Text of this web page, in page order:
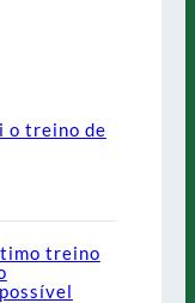
o treino de
treino